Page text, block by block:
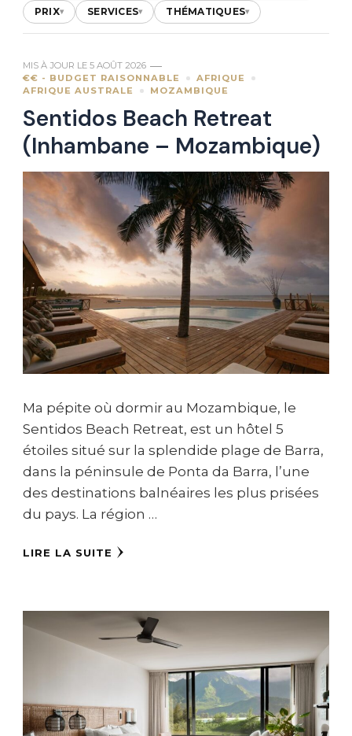
PRIX▾ SERVICES▾ THÉMATIQUES▾
MIS À JOUR LE 5 AOÛT 2026
€€ - BUDGET RAISONNABLE
AFRIQUE
AFRIQUE AUSTRALE
MOZAMBIQUE
Sentidos Beach Retreat
(Inhambane – Mozambique)
Ma pépite où dormir au Mozambique, le
Sentidos Beach Retreat, est un hôtel 5
étoiles situé sur la splendide plage de Barra,
dans la péninsule de Ponta da Barra, l’une
des destinations balnéaires les plus prisées
du pays. La région …
LIRE LA SUITE